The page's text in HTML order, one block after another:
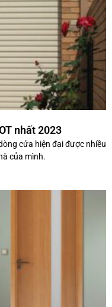
nhất 2023
cửa hiện đại được nhiều
của mình.